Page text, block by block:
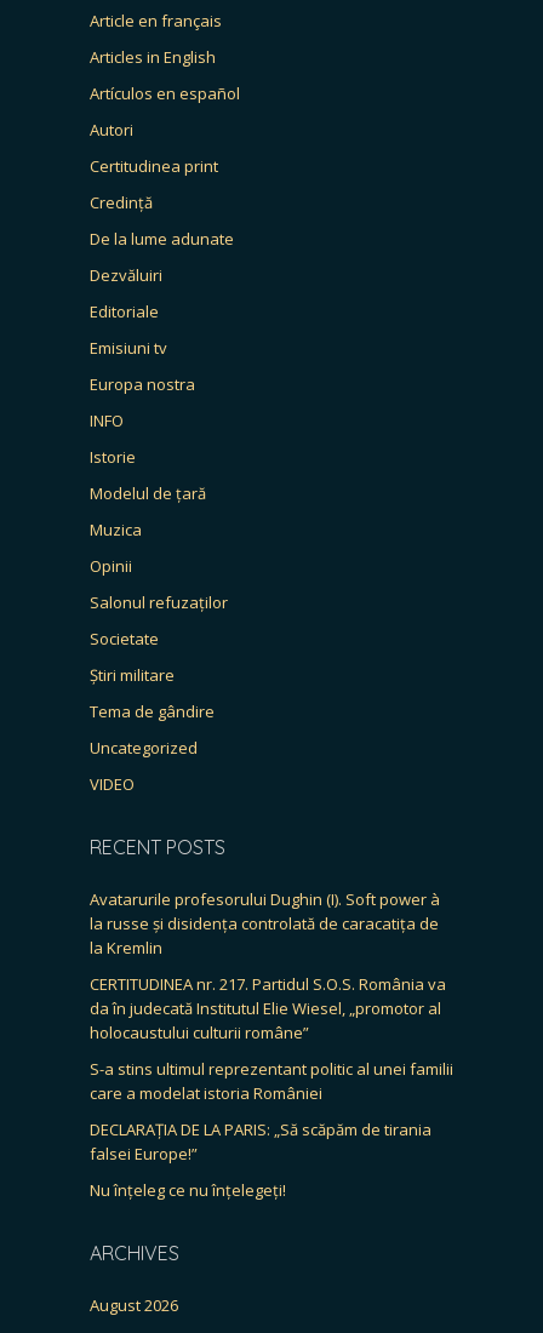
Article en français
Articles in English
Artículos en español
Autori
Certitudinea print
Credință
De la lume adunate
Dezvăluiri
Editoriale
Emisiuni tv
Europa nostra
INFO
Istorie
Modelul de țară
Muzica
Opinii
Salonul refuzaților
Societate
Știri militare
Tema de gândire
Uncategorized
VIDEO
RECENT POSTS
Avatarurile profesorului Dughin (I). Soft power à
la russe și disidența controlată de caracatița de
la Kremlin
CERTITUDINEA nr. 217. Partidul S.O.S. România va
da în judecată Institutul Elie Wiesel, „promotor al
holocaustului culturii române”
S-a stins ultimul reprezentant politic al unei familii
care a modelat istoria României
DECLARAȚIA DE LA PARIS: „Să scăpăm de tirania
falsei Europe!”
Nu înțeleg ce nu înțelegeți!
ARCHIVES
August 2026